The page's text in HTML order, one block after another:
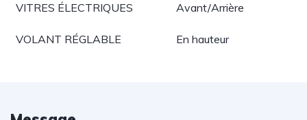
VITRES ÉLECTRIQUES Avant/Arrière
VOLANT RÉGLABLE En hauteur